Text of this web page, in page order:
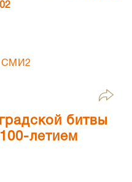
СМИ2
битвы
летием